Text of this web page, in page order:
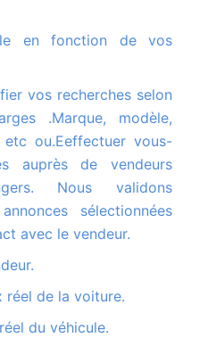
.Marque, modèle,
ou.Eeffectuer vous-
auprès de vendeurs
Nous validons
sélectionnées
avec le vendeur.
réel de la voiture.
du véhicule.